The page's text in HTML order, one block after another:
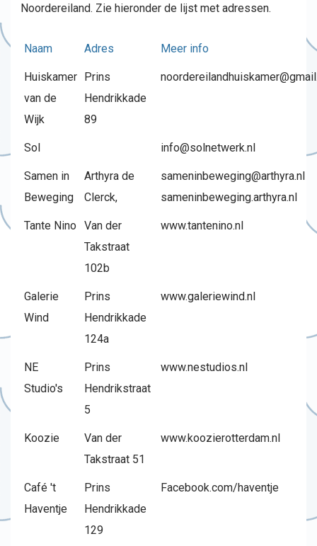
Noordereiland. Zie hieronder de lijst met adressen.
Naam Adres Meer info
Huiskamer
van de
Wijk
Prins
Hendrikkade
89
Sol info@solnetwerk.nl
Samen in
Beweging
Arthyra de
Clerck,
sameninbeweging@arthyra.nl
sameninbeweging.arthyra.nl
Tante Nino Van der
Takstraat
102b
www.tantenino.nl
Galerie
Wind
Prins
Hendrikkade
124a
www.galeriewind.nl
NE
Studio's
Prins
Hendrikstraat
5
www.nestudios.nl
Koozie
Van der
Takstraat 51
www.koozierotterdam.nl
Café 't
Haventje
Prins
Hendrikkade
129
Facebook.com/haventje